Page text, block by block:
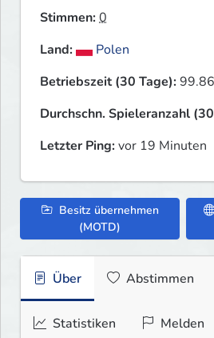
Stimmen:0
Land:
Polen
Betriebszeit (30 Tage):
Durchschn. Spieleranzahl
Letzter Ping:vor 19 Minuten
Besitz übernehmen
(MOTD)
Über Abstimmen
Statistiken Melden